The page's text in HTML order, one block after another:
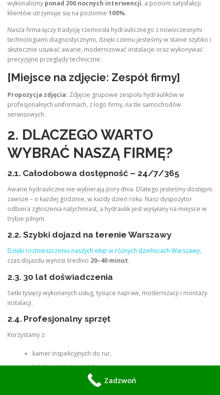
wykonaliśmy ponad 200 nocnych interwencji, a poziom satysfakcji
klientów utrzymuje się na poziomie 100%.
Nasza firma łączy tradycję rzemiosła hydraulicznego z nowoczesnymi
technologiami diagnostycznymi, dzięki czemu jesteśmy w stanie szybko i
skutecznie usuwać awarie, modernizować instalacje oraz wykonywać
precyzyjne przeglądy techniczne.
[Miejsce na zdjęcie: Zespół firmy]
Propozycja zdjęcia: Zdjęcie grupowe zespołu hydraulików w
profesjonalnych uniformach, z logo firmy, na tle samochodów
serwisowych.
2. DLACZEGO WARTO
WYBRAĆ NASZĄ FIRMĘ?
2.1. Całodobowa dostępność – 24/7/365
Awarie hydrauliczne nie wybierają pory dnia. Dlatego jesteśmy dostępni
zawsze – o każdej godzinie, w każdy dzień roku. Nasz dyspozytor
odbiera zgłoszenia natychmiast, a hydraulik jest wysyłany na miejsce w
trybie pilnym.
2.2. Szybki dojazd na terenie Warszawy
Dzięki rozmieszczeniu naszych ekip w różnych dzielnicach Warszawy,
czas dojazdu wynosi średnio 20–40 minut.
2.3. 30 lat doświadczenia
Setki tysięcy wykonanych usług, tysiące napraw, modernizacji i montaży
instalacji.
2.4. Profesjonalny sprzęt
Korzystamy z:
kamer inspekcyjnych do rur,
lokalizatorów wycieków,
kamer termowizyjnych,
Zadzwoń